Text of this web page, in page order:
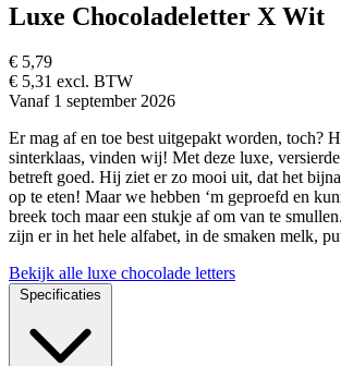
Luxe Chocoladeletter X Wit
€ 5,79
€ 5,31 excl. BTW
Vanaf 1 september 2026
Er mag af en toe best uitgepakt worden, toch?
sinterklaas, vinden wij! Met deze luxe,
betreft goed. Hij ziet er zo mooi uit, dat het
op te eten! Maar we hebben ‘m geproefd en
breek toch maar een stukje af om van te
zijn er in het hele alfabet, in de smaken melk,
Bekijk alle luxe chocolade letters
Specificaties